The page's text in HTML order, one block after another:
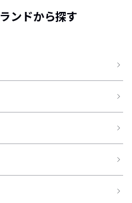
ンドから探す